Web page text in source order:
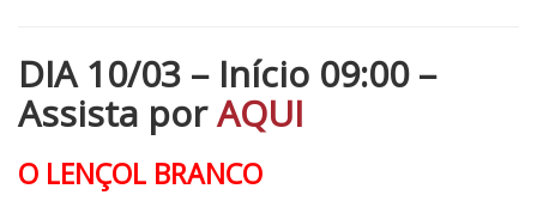
DIA 10/03 – Início 09:00 –
Assista porAQUI
O LENÇOL BRANCO